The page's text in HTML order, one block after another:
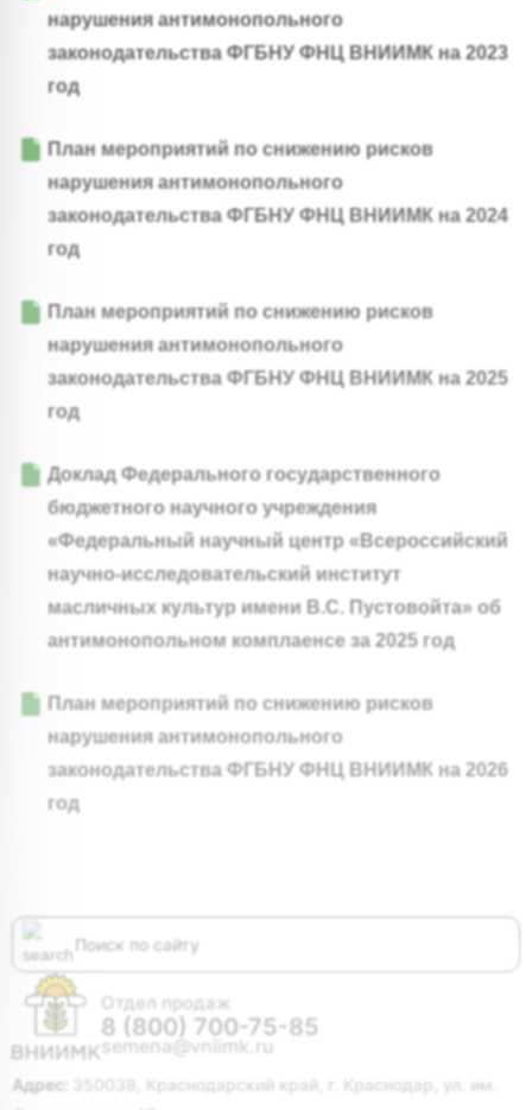
нарушения антимонопольного
законодательства ФГБНУ ФНЦ ВНИИМК на 2023
год
План мероприятий по снижению рисков
нарушения антимонопольного
законодательства ФГБНУ ФНЦ ВНИИМК на 2024
год
План мероприятий по снижению рисков
нарушения антимонопольного
законодательства ФГБНУ ФНЦ ВНИИМК на 2025
год
Доклад Федерального государственного
бюджетного научного учреждения
«Федеральный научный центр «Всероссийский
научно-исследовательский институт
масличных культур имени В.С. Пустовойта» об
антимонопольном комплаенсе за 2025 год
План мероприятий по снижению рисков
нарушения антимонопольного
законодательства ФГБНУ ФНЦ ВНИИМК на 2026
год
Отдел продаж
8 (800) 700-75-85
semena@vniimk.ru
Адрес:
350038, Краснодарский край, г. Краснодар, ул. им.